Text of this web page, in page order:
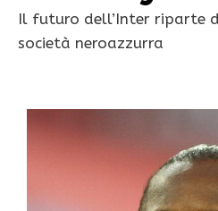
Il futuro dell’Inter riparte
società neroazzurra